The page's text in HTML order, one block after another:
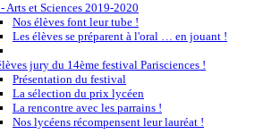
Arts et Sciences 2019-2020
Nos élèves font leur tube !
Les élèves se préparent à l'oral … en jouant !
jury du 14ème festival Parisciences !
Présentation du festival
La sélection du prix lycéen
La rencontre avec les parrains !
Nos lycéens récompensent leur lauréat !